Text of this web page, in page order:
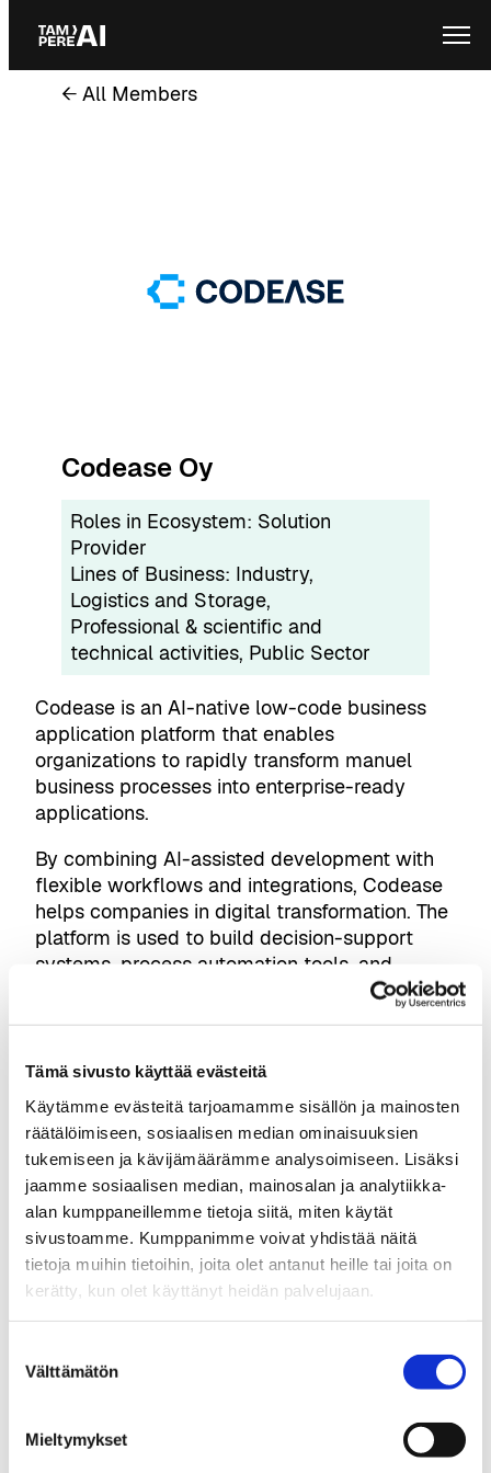
Tämä sivusto käyttää evästeitä
Käytämme evästeitä tarjoamamme sisällön ja mainosten
räätälöimiseen, sosiaalisen median ominaisuuksien
tukemiseen ja kävijämäärämme analysoimiseen. Lisäksi
jaamme sosiaalisen median, mainosalan ja analytiikka-
alan kumppaneillemme tietoja siitä, miten käytät
sivustoamme. Kumppanimme voivat yhdistää näitä
tietoja muihin tietoihin, joita olet antanut heille tai joita on
kerätty, kun olet käyttänyt heidän palvelujaan.
valinta
Välttämätön
Mieltymykset
Skip
content
← All Members
Codease Oy
Roles in Ecosystem: Solution
Provider
Lines of Business: Industry
Logistics and Storage
Professional & scientific and
technical activities, Public Sector
Codease is an AI-native low-code business
application platform that enables
organizations to rapidly transform manuel
business processes into enterprise-ready
applications.
By combining AI-assisted development with
flexible workflows and integrations, Codease
helps companies in digital transformation. The
platform is used to build decision-support
systems, process automation tools, and
sector-specific applications in areas such as
insurance, education, and industrial use cases.
tampereai@businesstampere.com
Tampere AI
About Ecosystem
Ecosystem Members
Why Tampere